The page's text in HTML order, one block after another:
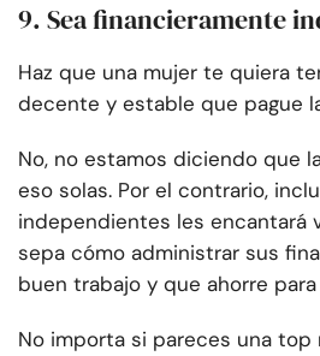
9. Sea financieramente
Haz que una mujer te quiera
decente y estable que pague
No, no estamos diciendo que
eso solas. Por el contrario,
independientes les encantará
sepa cómo administrar sus
buen trabajo y que ahorre
No importa si pareces una top